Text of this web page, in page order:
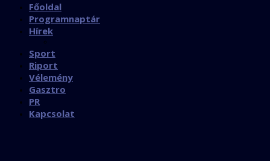
Főoldal
Programnaptár
Hírek
Sport
Riport
Vélemény
Gasztro
PR
Kapcsolat